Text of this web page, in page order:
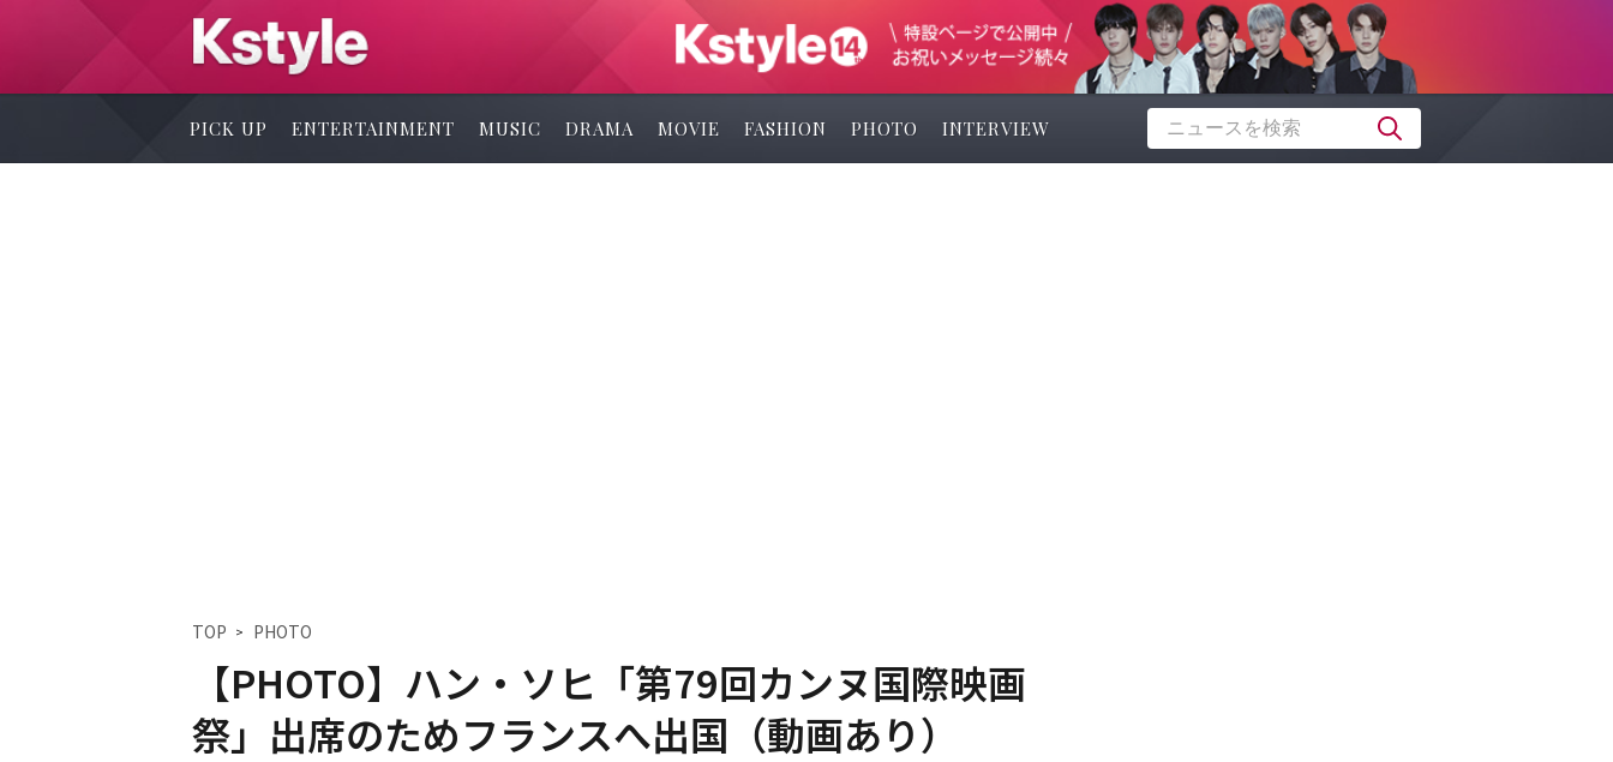
PICK UP ENTERTAINMENT MUSIC DRAMA MOVIE FASHION PHOTO INTERVIEW
TOP PHOTO
【PHOTO】ハン・ソヒ「第79回カンヌ国際映画
祭」出席のためフランスへ出国（動画あり）